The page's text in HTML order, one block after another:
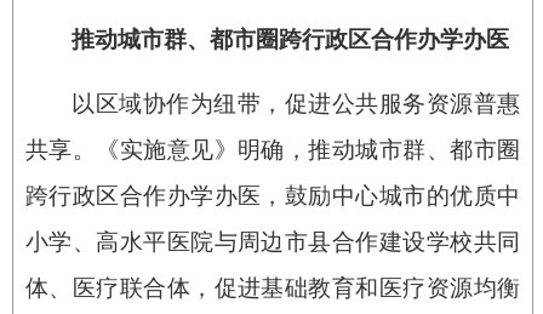
推动城市群、都市圈跨行政区合作办学办医
以区域协作为纽带，促进公共服务资源普惠
共享。《实施意见》明确，推动城市群、都市圈
跨行政区合作办学办医，鼓励中心城市的优质中
小学、高水平医院与周边市县合作建设学校共同
体、医疗联合体，促进基础教育和医疗资源均衡